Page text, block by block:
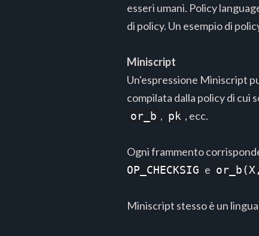
esseri umani. Policy
di policy. Un esempio di
Miniscript
Un'espressione Miniscript
compilata dalla policy di cui
or_b , pk , ecc.
Ogni frammento
OP_CHECKSIG e
Miniscript stesso è un